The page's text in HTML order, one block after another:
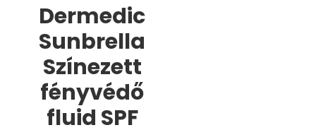
Dermedic
Sunbrella
Színezett
fényvédő
fluid SPF